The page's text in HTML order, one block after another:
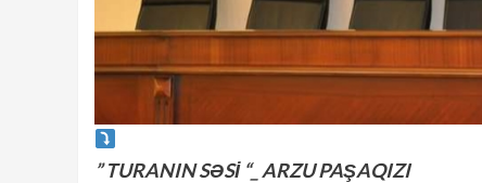
” TURANIN SƏSİ “_ ARZU PAŞAQIZI